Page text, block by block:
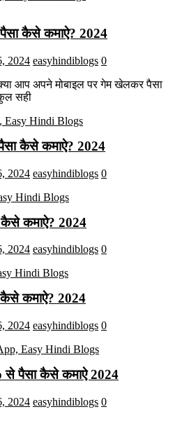
कैसे कमाऐ? 2024
2024 easyhindiblogs 0
आप अपने मोबाइल पर गेम खेलकर पैसा
सही
कैसे कमाऐ? 2024
2024 easyhindiblogs 0
कमाऐ? 2024
2024 easyhindiblogs 0
कमाऐ? 2024
2024 easyhindiblogs 0
पैसा कैसे कमाऐ 2024
2024 easyhindiblogs 0